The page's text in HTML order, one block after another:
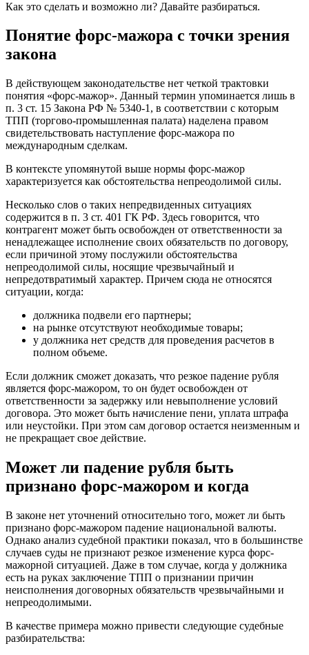
Как это сделать и возможно ли? Давайте разбираться.
Понятие форс-мажора с точки зрения
закона
В действующем законодательстве нет четкой трактовки
понятия «форс-мажор». Данный термин упоминается лишь в
п. 3 ст. 15 Закона РФ № 5340-1, в соответствии с которым
ТПП (торгово-промышленная палата) наделена правом
свидетельствовать наступление форс-мажора по
международным сделкам.
В контексте упомянутой выше нормы форс-мажор
характеризуется как обстоятельства непреодолимой силы.
Несколько слов о таких непредвиденных ситуациях
содержится в п. 3 ст. 401 ГК РФ. Здесь говорится, что
контрагент может быть освобожден от ответственности за
ненадлежащее исполнение своих обязательств по договору,
если причиной этому послужили обстоятельства
непреодолимой силы, носящие чрезвычайный и
непредотвратимый характер. Причем сюда не относятся
ситуации, когда:
должника подвели его партнеры;
на рынке отсутствуют необходимые товары;
у должника нет средств для проведения расчетов в
полном объеме.
Если должник сможет доказать, что резкое падение рубля
является форс-мажором, то он будет освобожден от
ответственности за задержку или невыполнение условий
договора. Это может быть начисление пени, уплата штрафа
или неустойки. При этом сам договор остается неизменным и
не прекращает свое действие.
Может ли падение рубля быть
признано форс-мажором и когда
В законе нет уточнений относительно того, может ли быть
признано форс-мажором падение национальной валюты.
Однако анализ судебной практики показал, что в большинстве
случаев суды не признают резкое изменение курса форс-
мажорной ситуацией. Даже в том случае, когда у должника
есть на руках заключение ТПП о признании причин
неисполнения договорных обязательств чрезвычайными и
непреодолимыми.
В качестве примера можно привести следующие судебные
разбирательства: